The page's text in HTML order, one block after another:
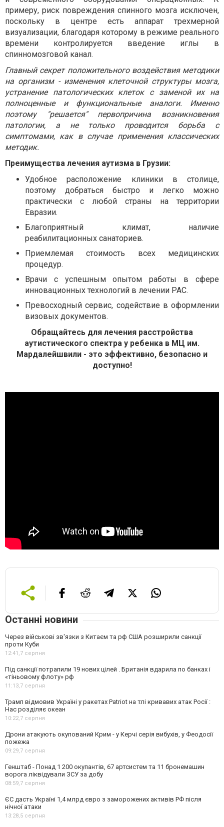
примеру, риск повреждения спинного мозга исключен,
поскольку в центре есть аппарат трехмерной
визуализации, благодаря которому в режиме реального
времени контролируется введение иглы в
спинномозговой канал.
Главный секрет положительного воздействия методики
на организм - изменения клеточной структуры мозга,
устранение патологических клеток с заменой их на
полноценные и функциональные аналоги. Именно
поэтому "решается" первопричина возникновения
патологии, а не только проводится борьба с
симптомами, как в случае применения классических
методик.
Преимущества лечения аутизма в Грузии:
Удобное расположение клиники в столице,
поэтому добраться быстро и легко можно
практически с любой страны на территории
Евразии.
Благоприятный климат, наличие
реабилитационных санаториев.
Приемлемая стоимость всех медицинских
процедур.
Врачи с успешным опытом работы в сфере
инновационных технологий в лечении РАС.
Превосходный сервис, содействие в оформлении
визовых документов.
Обращайтесь для лечения расстройства
аутистического спектра у ребенка в МЦ им.
Мардалейшвили - это эффективно, безопасно и
доступно!
Останні новини
Через військові зв'язки з Китаєм та рф США розширили санкції
проти Куби
12:41, 7 серпня
Під санкції потрапили 19 нових цілей . Британія вдарила по банках і
«тіньовому флоту» рф
11:13, 7 серпня
Трамп відмовив Україні у ракетах Patriot на тлі кривавих атак Росії :
Нас розділяє океан
10:22, 7 серпня
Дрони атакують окупований Крим - у Керчі серія вибухів, у Феодосії
пожежа
09:29, 7 серпня
Генштаб - Понад 1 200 окупантів, 67 артсистем та 11 бронемашин
ворога ліквідували ЗСУ за добу
08:59, 7 серпня
ЄС дасть Україні 1,4 млрд євро з заморожених активів РФ після
нічної атаки
13:28, 5 серпня